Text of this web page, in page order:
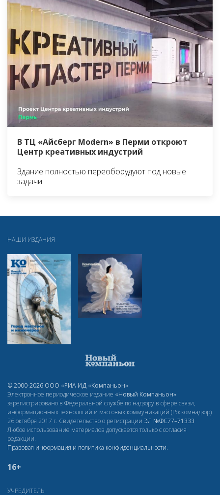
В ТЦ «Айсберг Modern» в Перми откроют
Центр креативных индустрий
Здание полностью переоборудуют под новые
задачи
НАШИ ИЗДАНИЯ
© 2000-2026 ООО «РИА ИД «Компаньон»
Электронное периодическое издание «Новый Компаньон»
зарегистрировано в Федеральной службе по надзору в сфере связи,
информационных технологий и массовых коммуникаций (Роскомнадзор)
26 октября 2017 г. Свидетельство о регистрации ЭЛ №ФС77–71333
Любое использование материалов допускается только с согласия
редакции.
Правовая информация и политика конфиденциальности.
16+
УЧРЕДИТЕЛЬ